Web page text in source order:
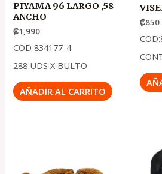
PIYAMA 96 LARGO ,58
ANCHO
₡1,990
COD 834177-4
288 UDS X BULTO
AÑADIR AL CARRITO
₡850